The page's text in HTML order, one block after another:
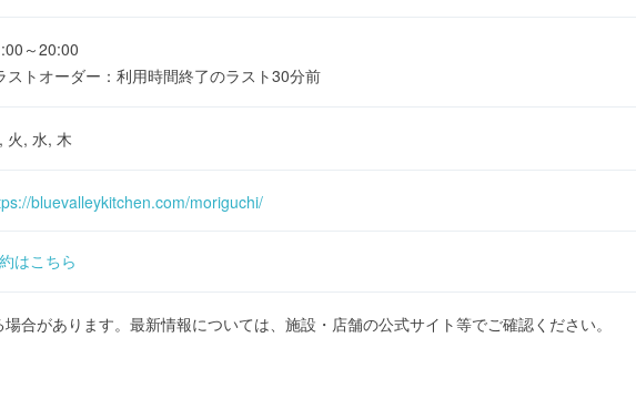
～20:00
ストオーダー：利用時間終了のラスト30分前
火, 水, 木
bluevalleykitchen.com/moriguchi/
はこちら
合があります。最新情報については、施設・店舗の公式サイト等でご確認ください。